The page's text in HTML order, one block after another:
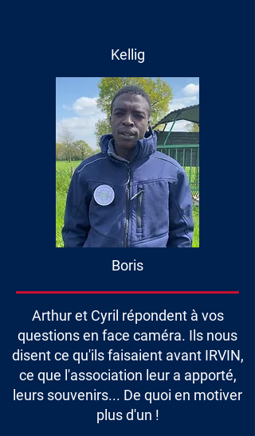
Kellig
Boris
Arthur et Cyril répondent à vos
questions en face caméra. Ils nous
disent ce qu'ils faisaient avant IRVIN,
ce que l'association leur a apporté,
leurs souvenirs... De quoi en motiver
plus d'un !